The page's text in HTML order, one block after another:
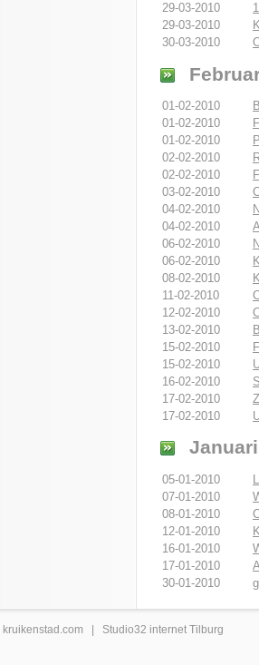
29-03-2010
29-03-2010
30-03-2010
01-02-2010
01-02-2010
01-02-2010
02-02-2010
02-02-2010
03-02-2010
04-02-2010
04-02-2010
06-02-2010
06-02-2010
08-02-2010
11-02-2010
12-02-2010
13-02-2010
15-02-2010
15-02-2010
16-02-2010
17-02-2010
17-02-2010
05-01-2010
07-01-2010
08-01-2010
12-01-2010
16-01-2010
17-01-2010
30-01-2010
kruikenstad .com | Studio32 internet Tilburg